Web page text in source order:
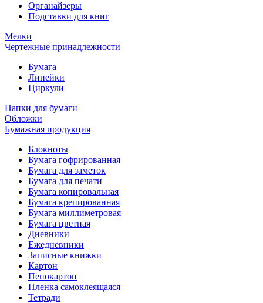
Органайзеры
Подставки для книг
Мелки
Чертежные принадлежности
Бумага
Линейки
Циркули
Папки для бумаги
Обложки
Бумажная продукция
Блокноты
Бумага гофрированная
Бумага для заметок
Бумага для печати
Бумага копировальная
Бумага крепированная
Бумага миллиметровая
Бумага цветная
Дневники
Ежедневники
Записные книжки
Картон
Пенокартон
Пленка самоклеящаяся
Тетради